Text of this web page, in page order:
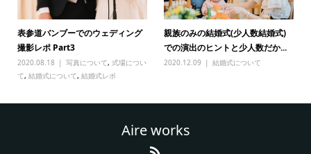
表参道バンブーでのウェディング
撮影レポ Part3
2020.08.18 写真について, 式場につい
て, 結婚式について, 結婚式レポ
親族のみの結婚式(少人数結婚式)
での演出のヒントと少人数だか...
2020.12.09 結婚式について
Aire works